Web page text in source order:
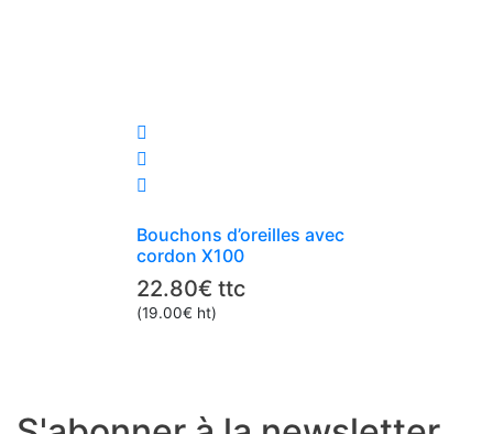
Bouchons d’oreilles avec
cordon X100
22.80€ ttc
(19.00€ ht)